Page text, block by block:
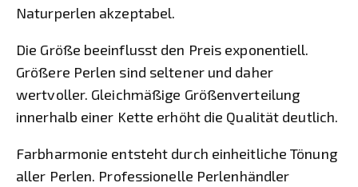
Naturperlen akzeptabel.
Die Größe beeinflusst den Preis exponentiell.
Größere Perlen sind seltener und daher
wertvoller. Gleichmäßige Größenverteilung
innerhalb einer Kette erhöht die Qualität deutlich.
Farbharmonie entsteht durch einheitliche Tönung
aller Perlen. Professionelle Perlenhändler